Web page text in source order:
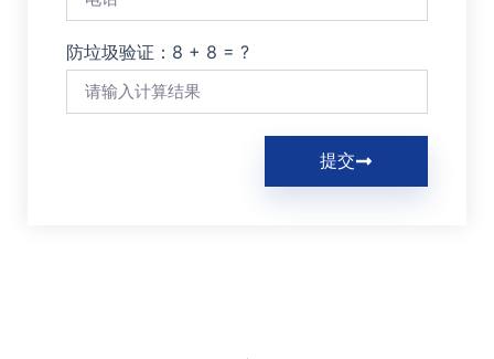
防垃圾验证：8 + 8 = ?
提交